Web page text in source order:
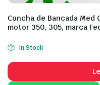
Concha de Bancada Med
motor 350, 305, marca
In Stock